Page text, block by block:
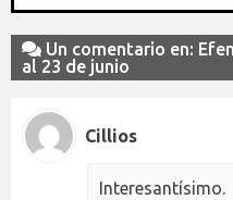
Un comentario en:
al 23 de junio
Cillios
Interesantísimo.